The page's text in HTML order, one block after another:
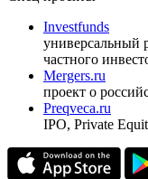
ежеквартальный
оформить подписку
pro@cbonds.info
Спец проекты
Investfunds
универсальный
частного
проект о
Preqveca.ru